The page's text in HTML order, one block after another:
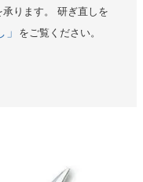
ります。 研ぎ直しを
をご覧ください。